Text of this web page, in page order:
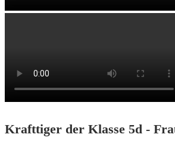
Krafttiger der Klasse 5d -